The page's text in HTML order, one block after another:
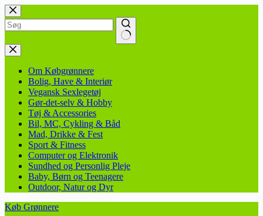
Fortsæt
til
indhold
Ingen
resultater
Om Købgrønnere
Bolig, Have & Interiør
Vegansk Sexlegetøj
Gør-det-selv & Hobby
Tøj & Accessories
Bil, MC, Cykling & Båd
Mad, Drikke & Fest
Sport & Fitness
Computer og Elektronik
Sundhed og Personlig Pleje
Baby, Børn og Teenagere
Outdoor, Natur og Dyr
Køb Grønnere